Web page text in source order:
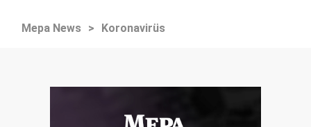
Mepa News > Koronavirüs